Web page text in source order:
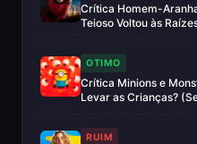
Crítica Homem-
Teioso Voltou às
OTIMO
Crítica Minions e
Levar as Crianças?
RUIM